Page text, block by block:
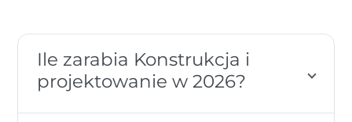
Ile zarabia Konstrukcja i
projektowanie w 2026?